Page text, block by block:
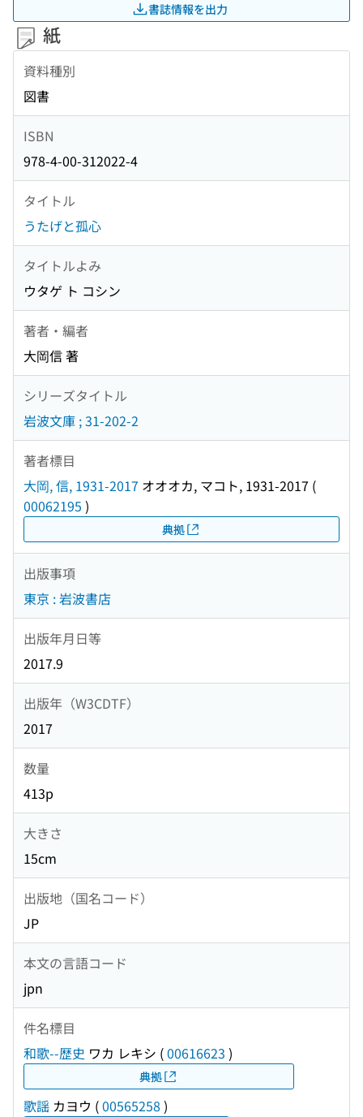
書誌情報を出力
紙
資料種別
図書
ISBN
978-4-00-312022-4
タイトル
うたげと孤心
タイトルよみ
ウタゲ ト コシン
著者・編者
大岡信 著
シリーズタイトル
岩波文庫 ; 31-202-2
著者標目
大岡, 信, 1931-2017 オオオカ, マコト, 1931-2017 (
00062195 )
典拠
出版事項
東京 : 岩波書店
出版年月日等
2017.9
出版年（W3CDTF）
2017
数量
413p
大きさ
15cm
出版地（国名コード）
JP
本文の言語コード
jpn
件名標目
和歌--歴史 ワカ レキシ (00616623 )
典拠
歌謡 カヨウ (00565258 )